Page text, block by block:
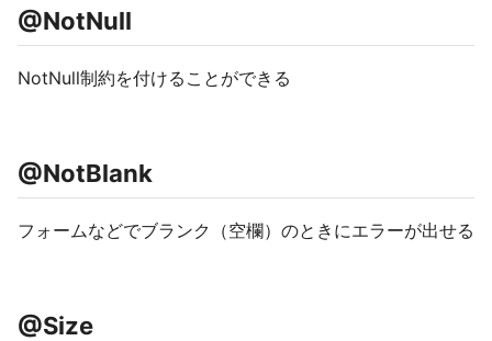
@NotNull
NotNull制約を付けることができる
@NotBlank
フォームなどでブランク（空欄）のときにエラーが出せる
@Size